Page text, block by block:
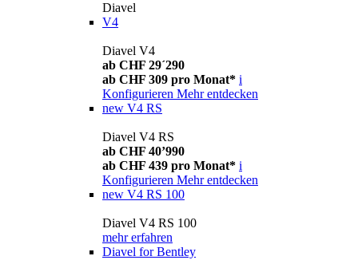
Diavel
V4
Diavel V4
ab CHF 29´290
ab CHF 309 pro Monat* i
Konfigurieren Mehr entdecken
new V4 RS
Diavel V4 RS
ab CHF 40’990
ab CHF 439 pro Monat* i
Konfigurieren Mehr entdecken
new V4 RS 100
Diavel V4 RS 100
mehr erfahren
Diavel for Bentley